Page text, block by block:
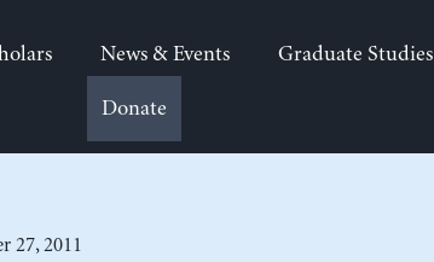
News & Events Graduate Studies
Donate
27, 2011